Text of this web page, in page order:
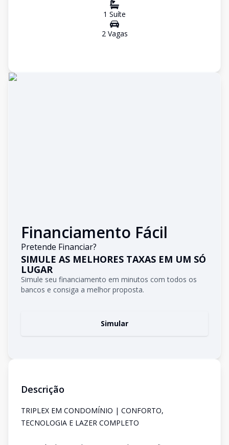
1 Suíte
2Vagas
Financiamento Fácil
Pretende Financiar?
SIMULE AS MELHORES TAXAS EM UM SÓ
LUGAR
Simule seu financiamento em minutos com todos os
bancos e consiga a melhor proposta.
Simular
Descrição
TRIPLEX EM CONDOMÍNIO | CONFORTO,
TECNOLOGIA E LAZER COMPLETO